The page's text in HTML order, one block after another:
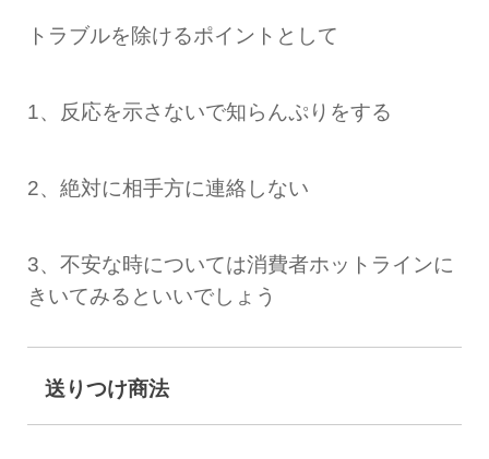
トラブルを除けるポイントとして
1、反応を示さないで知らんぷりをする
2、絶対に相手方に連絡しない
3、不安な時については消費者ホットラインに
きいてみるといいでしょう
送りつけ商法